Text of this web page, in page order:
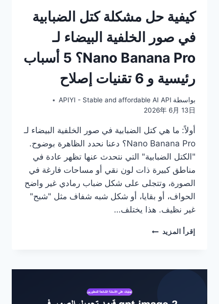
كيفية حل مشكلة كتل الضبابية
في صور الخلفية البيضاء لـ
Nano Banana Pro؟ 5 أسباب
رئيسية و 6 تقنيات إصلاح
بواسطة APIYI - Stable and affordable AI API
2026年 6月 13日
أولاً: ما هي كتل الضبابية في صور الخلفية البيضاء لـ
Nano Banana Pro؟ دعنا نحدد الظاهرة بوضوح.
"الكتل الضبابية" التي نتحدث عنها تظهر عادة في
مناطق كبيرة ذات لون نقي أو مساحات فارغة في
الصورة، وتتجلى على شكل ضباب رمادي غير واضح
الحواف، أو بقايا، أو شكل شبه شفاف مثل "شبح"
غير نظيف. هذا يختلف…
إقرأ المزيد كيفية
الضبابية
الخلفية